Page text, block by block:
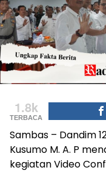
1.8k
TERBACA
Sambas – Dandim
Kusumo M. A. P
kegiatan Video